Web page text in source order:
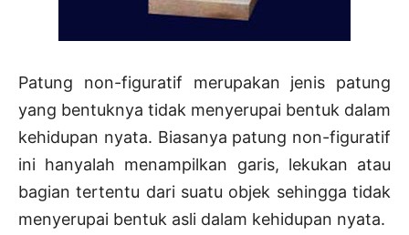
Patung non-figuratif merupakan jenis patung
yang bentuknya tidak menyerupai bentuk dalam
kehidupan nyata. Biasanya patung non-figuratif
ini hanyalah menampilkan garis, lekukan atau
bagian tertentu dari suatu objek sehingga tidak
menyerupai bentuk asli dalam kehidupan nyata.